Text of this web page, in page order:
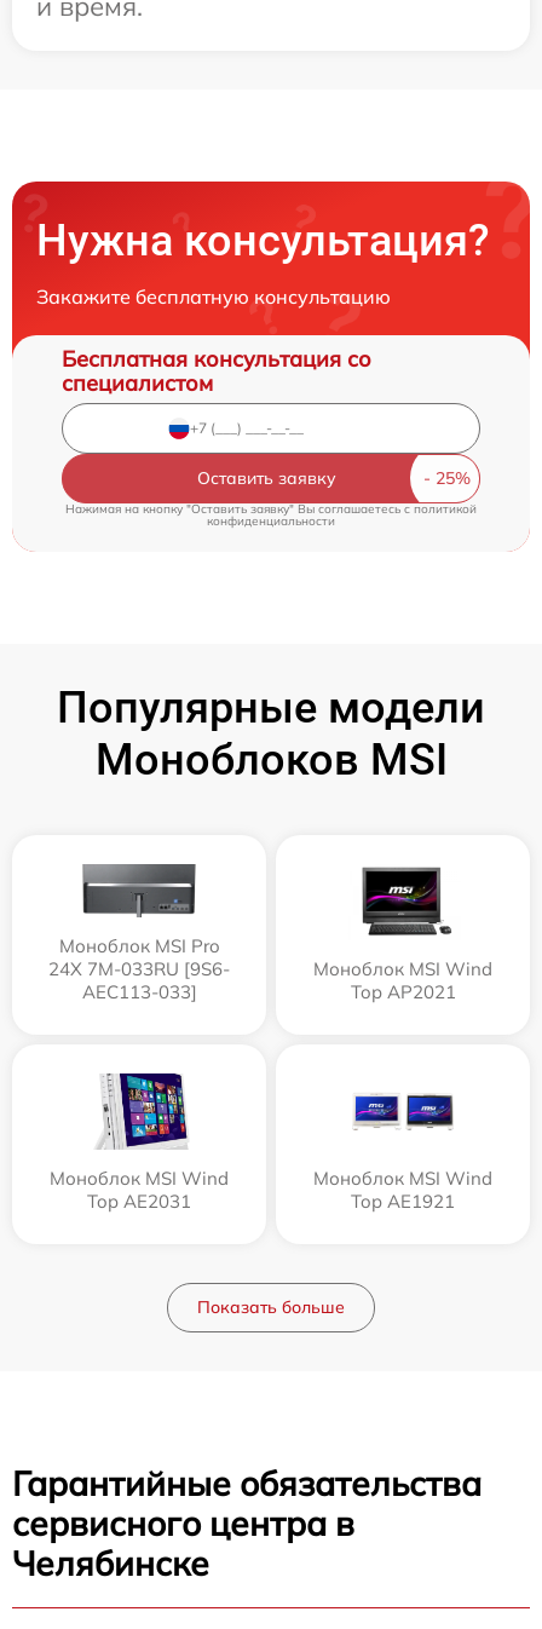
Нужна консультация?
Закажите бесплатную консультацию
Бесплатная консультация со
специалистом
Оставить заявку
Нажимая на кнопку "Оставить заявку" Вы соглашаетесь cполитикой
конфиденциальности
Популярные модели
Моноблоков MSI
Моноблок MSI Pro
24X 7M-033RU [9S6-
AEC113-033]
Моноблок MSI Wind
Top AP2021
Моноблок MSI Wind
Top AE2031
Моноблок MSI Wind
Top AE1921
Показать больше
Гарантийные обязательства
сервисного центра в
Челябинске